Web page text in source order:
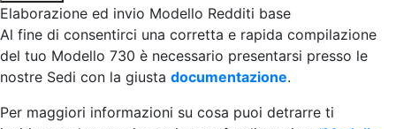
Elaborazione ed invio Modello Redditi base
Al fine di consentirci una corretta e rapida compilazione
del tuo Modello 730 è necessario presentarsi presso le
nostre Sedi con la giusta documentazione.
Per maggiori informazioni su cosa puoi detrarre ti